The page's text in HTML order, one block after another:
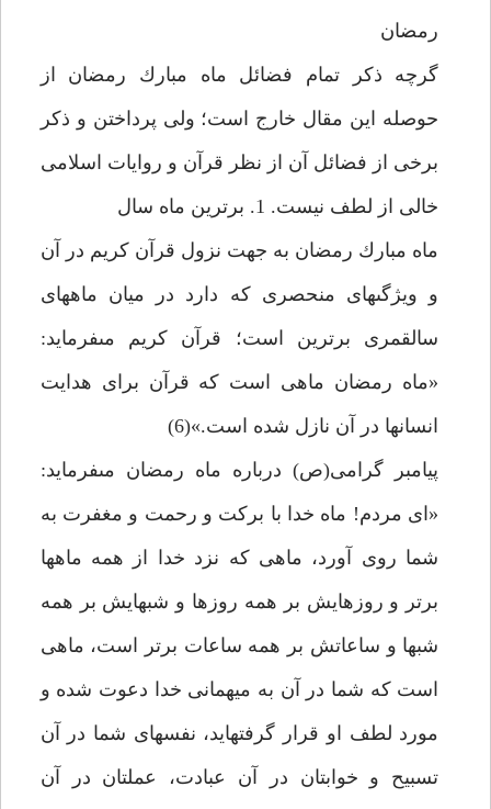
رمضان‏
گرچه ذكر تمام فضائل ماه مبارك رمضان از
حوصله اين مقال خارج است؛ ولى پرداختن و ذكر
برخى از فضائل آن از نظر قرآن و روايات اسلامى
خالى از لطف نيست. 1. برترين ماه سال‏
ماه مبارك رمضان به جهت نزول قرآن كريم در آن
و ويژگى‏هاى منحصرى كه دارد در ميان ماه‏هاى
سال‏قمرى برترين است؛ قرآن كريم مى‏فرمايد:
«ماه رمضان ماهى است كه قرآن براى هدايت
انسان‏ها در آن نازل شده است.»(6)
پيامبر گرامى(ص) درباره ماه رمضان مى‏فرمايد:
«اى مردم! ماه خدا با بركت و رحمت و مغفرت به
شما روى آورد، ماهى كه نزد خدا از همه ماه‏ها
برتر و روزهايش بر همه روزها و شب‏هايش بر همه
شب‏ها و ساعاتش بر همه ساعات برتر است، ماهى
است كه شما در آن به ميهمانى خدا دعوت شده و
مورد لطف او قرار گرفته‏ايد، نفس‏هاى شما در آن
تسبيح و خوابتان در آن عبادت، عملتان در آن